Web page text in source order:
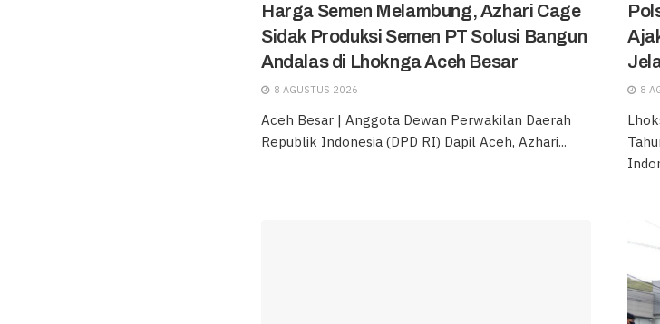
Harga Semen Melambung, Azhari Cage
Sidak Produksi Semen PT Solusi Bangun
Andalas di Lhoknga Aceh Besar
8 AGUSTUS 2026
Aceh Besar | Anggota Dewan Perwakilan Daerah
Republik Indonesia (DPD RI) Dapil Aceh, Azhari...
8